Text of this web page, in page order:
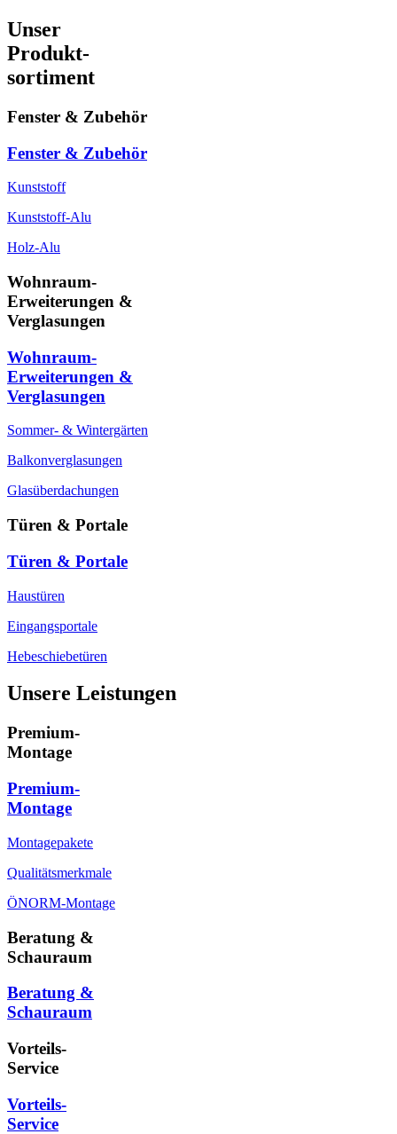
Unser
Produkt-
sortiment
Fenster & Zubehör
Fenster & Zubehör
Kunststoff
Kunststoff-Alu
Holz-Alu
Wohnraum-
Erweiterungen &
Verglasungen
Wohnraum-
Erweiterungen &
Verglasungen
Sommer- & Wintergärten
Balkonverglasungen
Glasüberdachungen
Türen & Portale
Türen & Portale
Haustüren
Eingangsportale
Hebeschiebetüren
Unsere Leistungen
Premium-
Montage
Premium-
Montage
Montagepakete
Qualitätsmerkmale
ÖNORM-Montage
Beratung &
Schauraum
Beratung &
Schauraum
Vorteils-
Service
Vorteils-
Service